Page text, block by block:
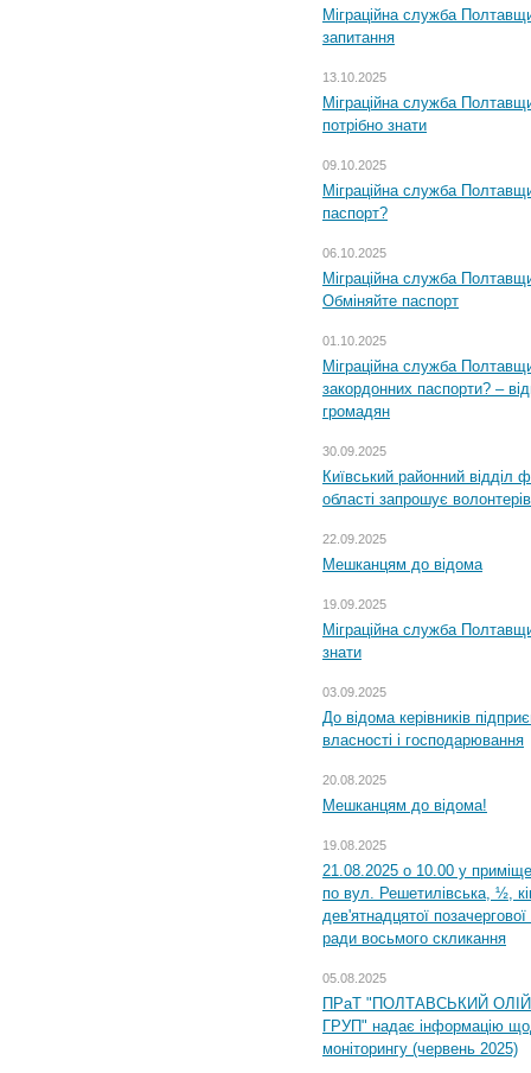
Міграційна служба
запитання
13.10.2025
Міграційна служба
потрібно знати
09.10.2025
Міграційна служба
паспорт?
06.10.2025
Міграційна служба
Обміняйте паспорт
01.10.2025
Міграційна служба
закордонних паспорти? –
громадян
30.09.2025
Київський районний відділ
області запрошує
22.09.2025
Мешканцям до відома
19.09.2025
Міграційна служба
знати
03.09.2025
До відома керівників
власності і господарювання
20.08.2025
Мешканцям до відома!
19.08.2025
21.08.2025 о 10.00 у
по вул. Решетилівська, ½,
дев'ятнадцятої
ради восьмого скликання
05.08.2025
ПРаТ "ПОЛТАВСЬКИЙ
ГРУП" надає інформацію
моніторингу (червень 2025)